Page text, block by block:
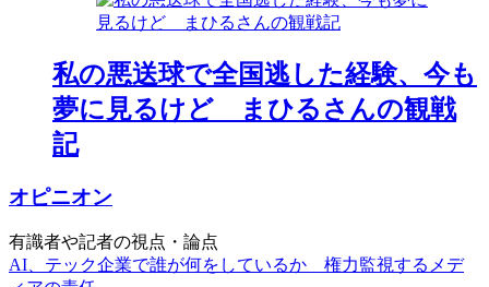
私の悪送球で全国逃した経験、今も
夢に見るけど まひるさんの観戦
記
オピニオン
有識者や記者の視点・論点
AI、テック企業で誰が何をしているか 権力監視するメデ